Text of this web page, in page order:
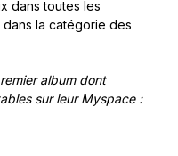
dans toutes les
la catégorie des
album dont
sur leur Myspace :